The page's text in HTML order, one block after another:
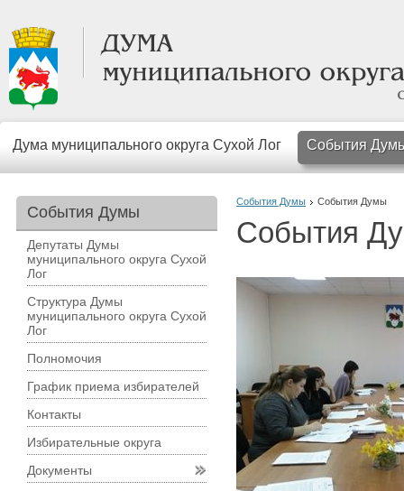
Дума муниципального округа Сухой Лог События
События Думы События Думы
События
События Думы
Депутаты Думы
муниципального округа Сухой
Лог
Структура Думы
муниципального округа Сухой
Лог
Полномочия
График приема избирателей
Контакты
Избирательные округа
Документы